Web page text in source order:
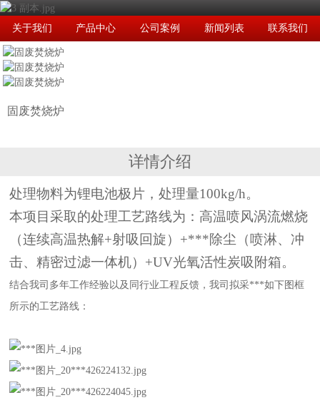
关于我们 产品中心 公司案例 新闻列表 联系我们
固废焚烧炉
详情介绍
处理物料为锂电池极片，处理量100kg/h。
本项目采取的处理工艺路线为：高温喷风涡流燃烧
（连续高温热解+射吸回旋） +***除尘（喷淋、冲
击、精密过滤一体机） +UV光氧活性炭吸附箱。
结合我司多年工作经验以及同行业工程反馈，我司拟采***如下图框
所示的工艺路线：